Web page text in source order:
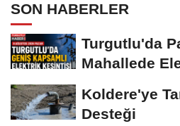
SON HABERLER
Turgutlu'da
Mahallede
Koldere'ye
Desteği